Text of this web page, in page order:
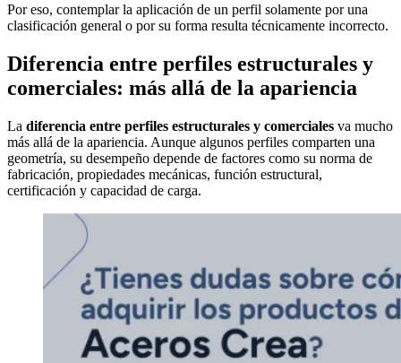
Por eso, contemplar la aplicación de un perfil solamente por una
clasificación general o por su forma resulta técnicamente incorrecto.
Diferencia entre perfiles estructurales y
comerciales: más allá de la apariencia
La diferencia entre perfiles estructurales y comerciales va mucho
más allá de la apariencia. Aunque algunos perfiles comparten una
geometría, su desempeño depende de factores como su norma de
fabricación, propiedades mecánicas, función estructural,
certificación y capacidad de carga.